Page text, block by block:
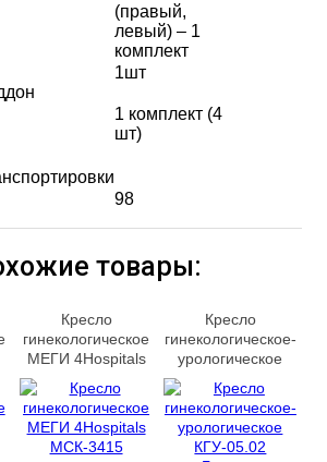
(правый,
левый) – 1
комплект
1шт
1 комплект (4
шт)
98
товары:
Кресло
гинекологическое
МЕГИ 4Hospitals
Кресло
гинекологическое-
урологическое
«Горское»